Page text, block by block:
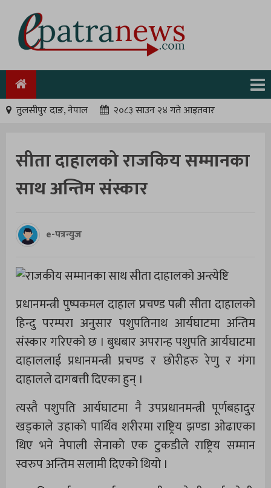
तुलसीपुर दाङ, नेपाल २०८३ साउन २४ गते आइतवार
सीता दाहालको राजकिय सम्मानका
साथ अन्तिम संस्कार
e-पत्रन्युज
प्रधानमन्त्री पुष्पकमल दाहाल प्रचण्ड पत्नी सीता दाहालको
हिन्दु परम्परा अनुसार पशुपतिनाथ आर्यघाटमा अन्तिम
संस्कार गरिएको छ । बुधबार अपरान्ह पशुपति आर्यघाटमा
दाहाललाई प्रधानमन्त्री प्रचण्ड र छोरीहरु रेणु र गंगा
दाहालले दागबत्ती दिएका हुन् ।
त्यस्तै पशुपति आर्यघाटमा नै उपप्रधानमन्त्री पूर्णबहादुर
खड्काले उहाको पार्थिव शरीरमा राष्ट्रिय झण्डा ओढाएका
थिए भने नेपाली सेनाको एक टुकडीले राष्ट्रिय सम्मान
स्वरुप अन्तिम सलामी दिएको थियो ।